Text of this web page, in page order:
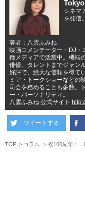
シネマ
を発信。
著者：八雲ふみね
映画コメンテーター・DJ・
種メディアで活躍中。機転
俳優、タレントまでジャン
好評で、絶大な信頼を得て
ミア・トークショーなどの
司会を務めることも多数。
ー・パーソナリティ。
八雲ふみね 公式サイト
ツイートする
TOP コラム 祝100周年！